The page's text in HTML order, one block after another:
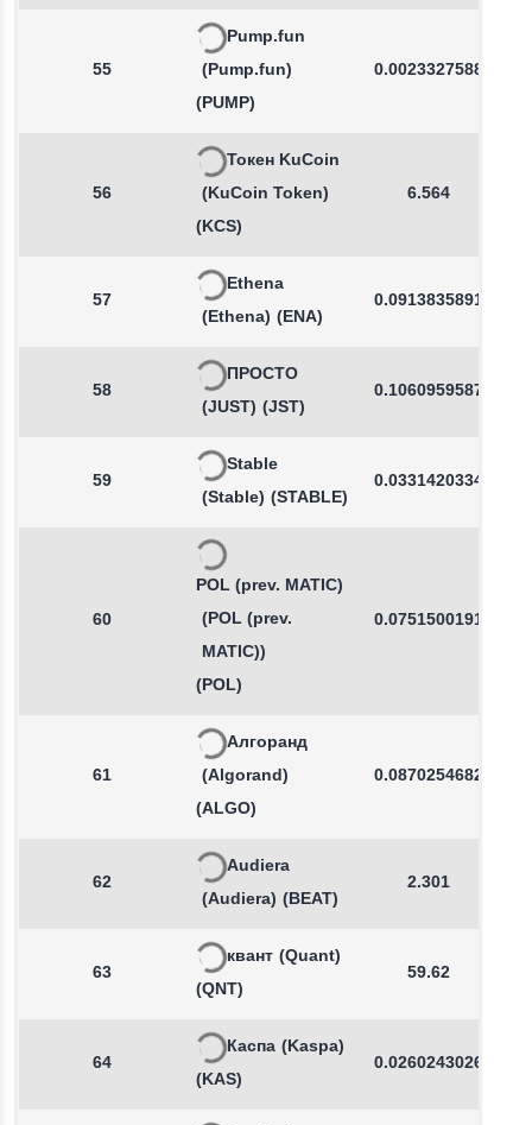
55
Pump.fun
(Pump.fun)
(PUMP)
0.0023327588
56
Токен KuCoin
(KuCoin Token)
(KCS)
6.564
57
Ethena
(Ethena) (ENA)
0.0913835891
58
ПРОСТО
(JUST) (JST)
0.1060959587
59
Stable
(Stable) (STABLE)
0.0331420334
60
POL (prev. MATIC)
(POL (prev.
MATIC))
(POL)
0.0751500191
61
Алгоранд
(Algorand)
(ALGO)
0.0870254682
62
Audiera
(Audiera) (BEAT)
2.301
63
квант (Quant)
(QNT)
59.62
64
Каспа (Kaspa)
(KAS)
0.0260243026